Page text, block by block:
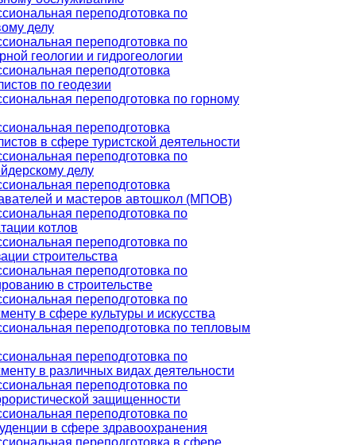
переподготовка по
делу
переподготовка по
геологии и гидрогеологии
переподготовка
по геодезии
переподготовка по горному
переподготовка
в сфере туристской деятельности
переподготовка по
делу
переподготовка
и мастеров автошкол (МПОВ)
переподготовка по
котлов
переподготовка по
строительства
переподготовка по
в строительстве
переподготовка по
в сфере культуры и искусства
переподготовка по тепловым
переподготовка по
в различных видах деятельности
переподготовка по
защищенности
переподготовка по
в сфере здравоохранения
переподготовка в сфере